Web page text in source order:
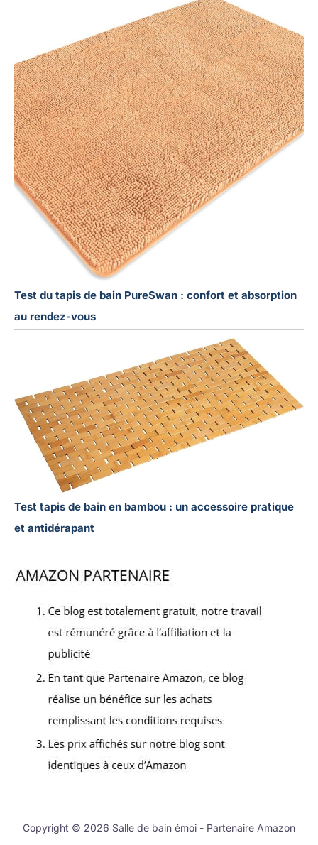
Test du tapis de bain PureSwan : confort et absorption
au rendez-vous
Test tapis de bain en bambou : un accessoire pratique
et antidérapant
Copyright © 2026 Salle de bain émoi - Partenaire Amazon